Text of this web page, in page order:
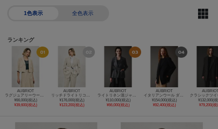
1色表示 全色表示
ランキング
AUBRIOT
¥66,000(税込)
¥39,600(税込)
AUBRIOT
¥176,000(税込)
¥123,200(税込)
AUBRIOT
¥110,000(税込)
¥66,000(税込)
AUBRIOT
¥154,000(税込)
¥92,400(税込)
¥132,000(
¥79,200(税